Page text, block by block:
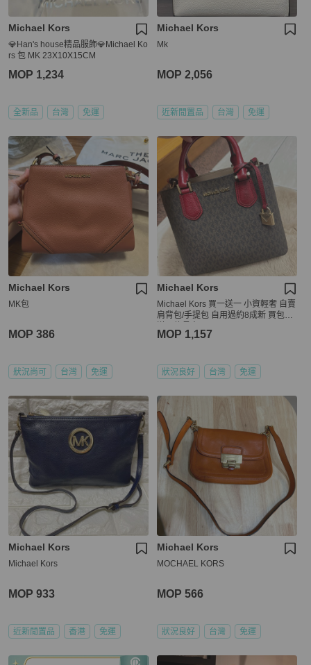
Michael Kors
💎Han's house精品服飾💎Michael Ko
rs 包 MK 23X10X15CM
MOP 1,234
全新品 台灣 免運
Michael Kors
Mk
MOP 2,056
近新閒置品 台灣 免運
Michael Kors
MK包
MOP 386
狀況尚可 台灣 免運
Michael Kors
Michael Kors 買一送一 小資輕奢 自賣
肩背包/手提包 自用過約8成新 買包包
MOP 1,157
狀況良好 台灣 免運
Michael Kors
Michael Kors
MOP 933
近新閒置品 香港 免運
Michael Kors
MOCHAEL KORS
MOP 566
狀況良好 台灣 免運